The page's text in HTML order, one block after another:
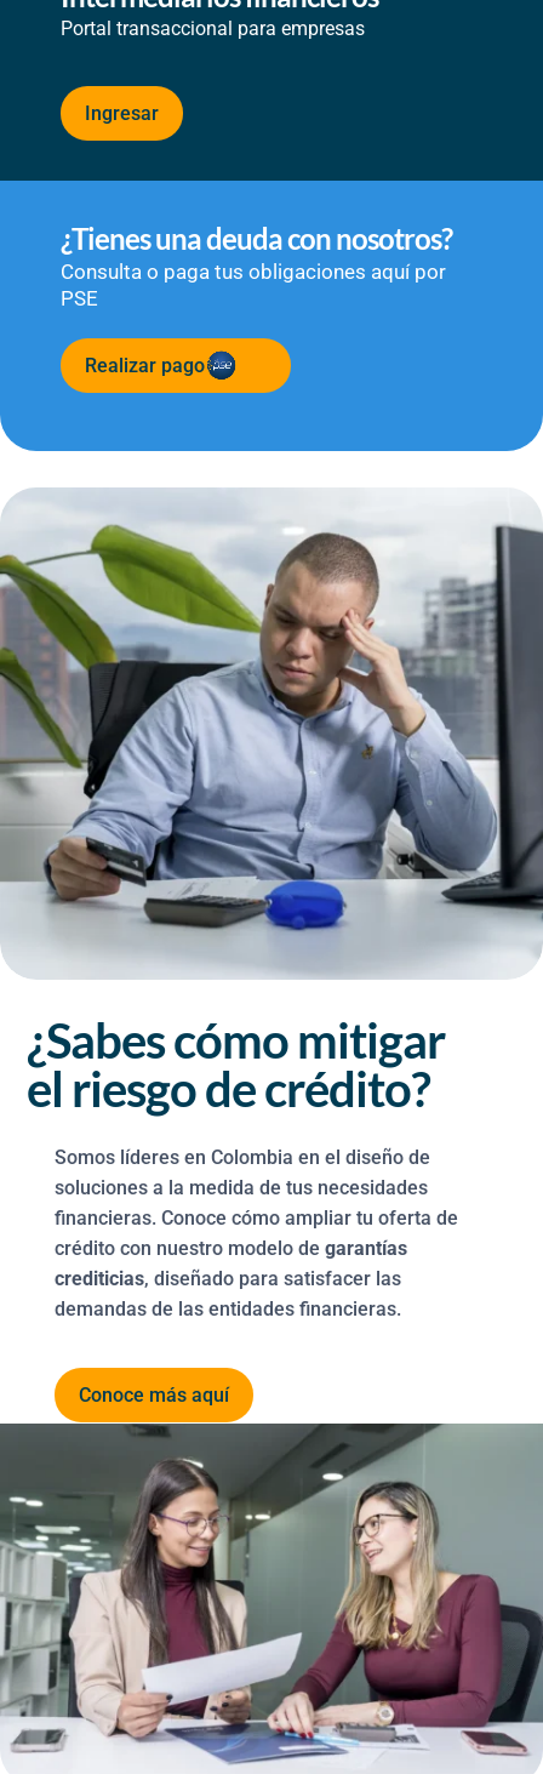
Portal transaccional para empresas
Ingresar
¿Tienes una deuda con nosotros?
Consulta o paga tus obligaciones aquí por
PSE
Realizar pago
¿Sabes cómo mitigar
el riesgo de crédito?
Somos líderes en Colombia en el diseño de
soluciones a la medida de tus necesidades
financieras. Conoce cómo ampliar tu oferta de
crédito con nuestro modelo de garantías
crediticias, diseñado para satisfacer las
demandas de las entidades financieras.
Conoce más aquí